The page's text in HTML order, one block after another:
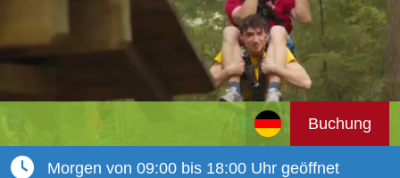
Buchung
Morgen von 09:00 bis 18:00 Uhr geöffnet